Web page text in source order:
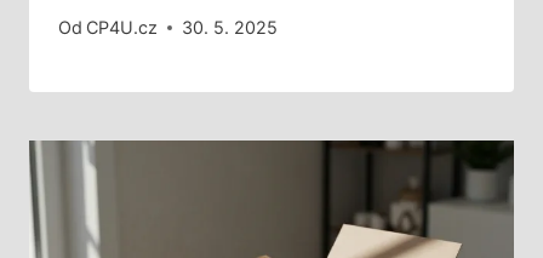
Od CP4U.cz 30. 5. 2025